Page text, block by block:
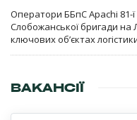
Оператори ББпС Apachi 81-
Слобожанської бригади на
ключових об’єктах
ВАКАНСІЇ